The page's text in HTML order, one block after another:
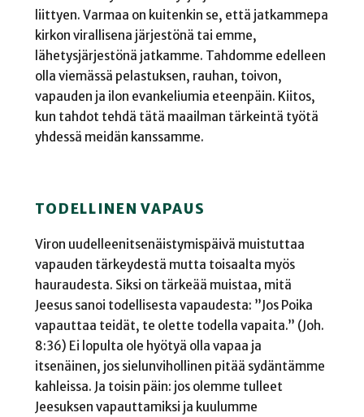
liittyen. Varmaa on kuitenkin se, että jatkammepa
kirkon virallisena järjestönä tai emme,
lähetysjärjestönä jatkamme. Tahdomme edelleen
olla viemässä pelastuksen, rauhan, toivon,
vapauden ja ilon evankeliumia eteenpäin. Kiitos,
kun tahdot tehdä tätä maailman tärkeintä työtä
yhdessä meidän kanssamme.
TODELLINEN VAPAUS
Viron uudelleenitsenäistymispäivä muistuttaa
vapauden tärkeydestä mutta toisaalta myös
hauraudesta. Siksi on tärkeää muistaa, mitä
Jeesus sanoi todellisesta vapaudesta: ”Jos Poika
vapauttaa teidät, te olette todella vapaita.” (Joh.
8:36) Ei lopulta ole hyötyä olla vapaa ja
itsenäinen, jos sielunvihollinen pitää sydäntämme
kahleissa. Ja toisin päin: jos olemme tulleet
Jeesuksen vapauttamiksi ja kuulumme